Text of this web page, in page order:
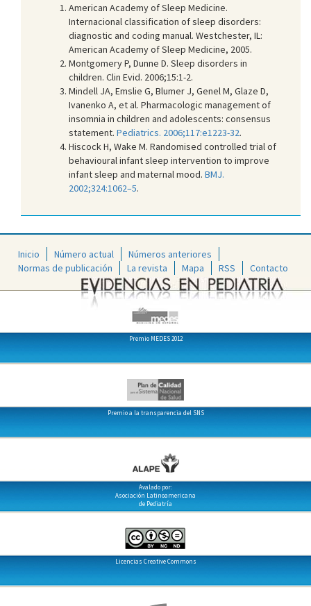
American Academy of Sleep Medicine.
Internacional classification of sleep disorders:
diagnostic and coding manual. Westchester, IL:
American Academy of Sleep Medicine, 2005.
Montgomery P, Dunne D. Sleep disorders in
children. Clin Evid. 2006;15:1-2.
Mindell JA, Emslie G, Blumer J, Genel M, Glaze D,
Ivanenko A, et al. Pharmacologic management of
insomnia in children and adolescents: consensus
statement. Pediatrics. 2006;117:e1223-32.
Hiscock H, Wake M. Randomised controlled trial of
behavioural infant sleep intervention to improve
infant sleep and maternal mood. BMJ.
2002;324:1062–5.
Inicio Número actual
Números anteriores
Normas de publicación
La revista Mapa RSS Contacto
Premio MEDES 2012
Premio a la transparencia del SNS
Avalado por:
Asociación Latinoamericana
de Pediatría
Licencias Creative Commons